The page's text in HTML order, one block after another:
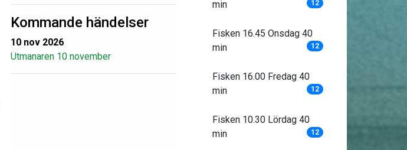
Kommande händelser
10 nov 2026
Utmanaren 10 november
min
12
Fisken 16.45 Onsdag 40
min
12
Fisken 16.00 Fredag 40
min
12
Fisken 10.30 Lördag 40
min
12